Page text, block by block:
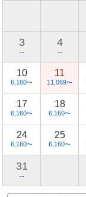
3
--
4
--
10
6,160〜
11
11,069〜
17
6,160〜
18
6,160〜
24
6,160〜
25
6,160〜
31
--